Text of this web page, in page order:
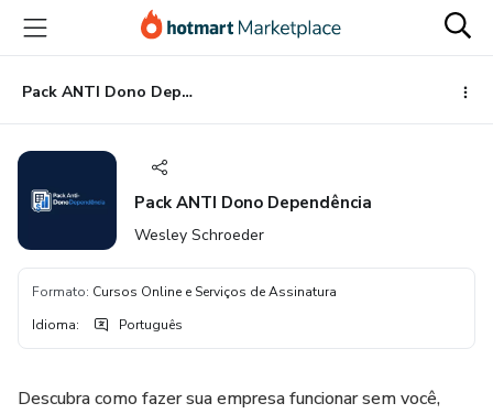
para
conteúdo
principal
para
pagamento
para
rodapé
Pack ANTI Dono Dependência
Pack ANTI Dono Dependência
Wesley Schroeder
Formato: Cursos Online e Serviços de Assinatura
Idioma: Português
Descubra como fazer sua empresa funcionar sem você,